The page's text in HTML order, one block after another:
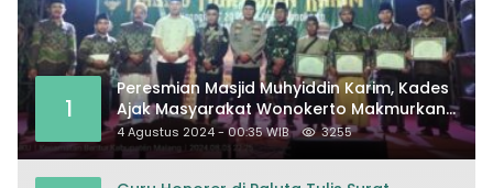
1
Peresmian Masjid Muhyiddin Karim, Kades
Ajak Masyarakat Wonokerto Makmurkan
Masjid
4 Agustus 2024 - 00:35 WIB 3255